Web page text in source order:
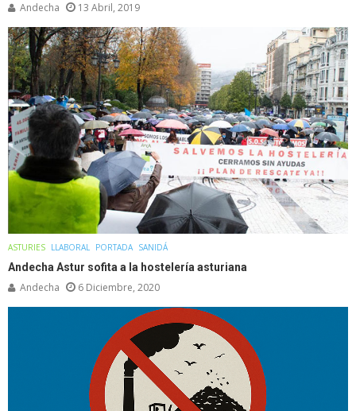
Andecha 13 Abril, 2019
ASTURIES LLABORAL PORTADA SANIDÁ
Andecha Astur sofita a la hostelería asturiana
Andecha 6 Diciembre, 2020